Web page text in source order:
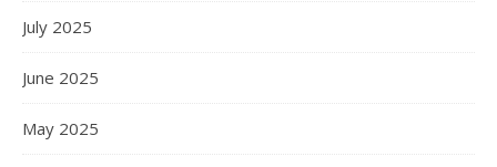
July 2025
June 2025
May 2025